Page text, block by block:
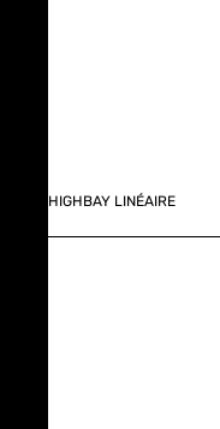
HIGHBAY LINÉAIRE